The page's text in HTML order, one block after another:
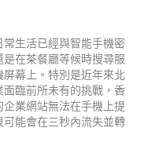
生活已經與智能手機密
在茶餐廳等候時搜尋服
幕上。特別是近年來北
面臨前所未有的挑戰，香
業網站無法在手機上提
能會在三秒內流失並轉